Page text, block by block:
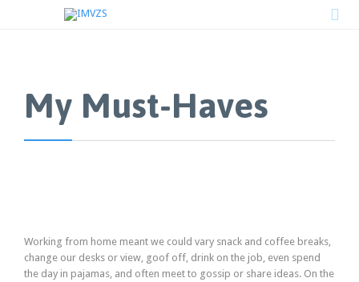

My Must-Haves
Working from home meant we could vary snack and coffee breaks,
change our desks or view, goof off, drink on the job, even spend
the day in pajamas, and often meet to gossip or share ideas. On the